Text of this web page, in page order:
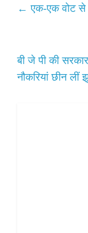
A
← एक-एक वोट से
बी जे पी की
नौकरियां छीन